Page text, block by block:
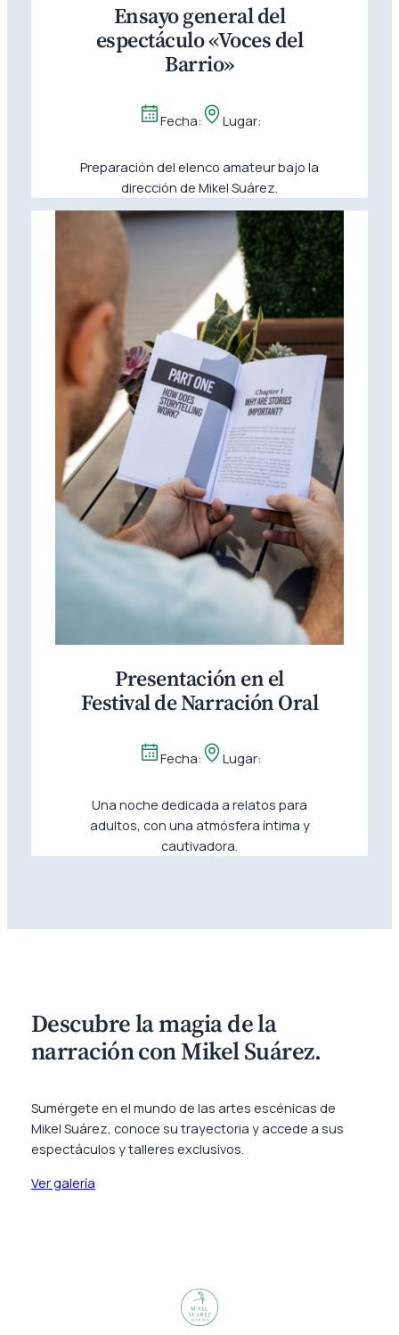
Ensayo general del
espectáculo «Voces del
Barrio»
Fecha: Lugar:
Preparación del elenco amateur bajo la
dirección de Mikel Suárez.
Presentación en el
Festival de Narración Oral
Fecha: Lugar:
Una noche dedicada a relatos para
adultos, con una atmósfera íntima y
cautivadora.
Descubre la magia de la
narración con Mikel Suárez.
Sumérgete en el mundo de las artes escénicas de
Mikel Suárez, conoce su trayectoria y accede a sus
espectáculos y talleres exclusivos.
Ver galería